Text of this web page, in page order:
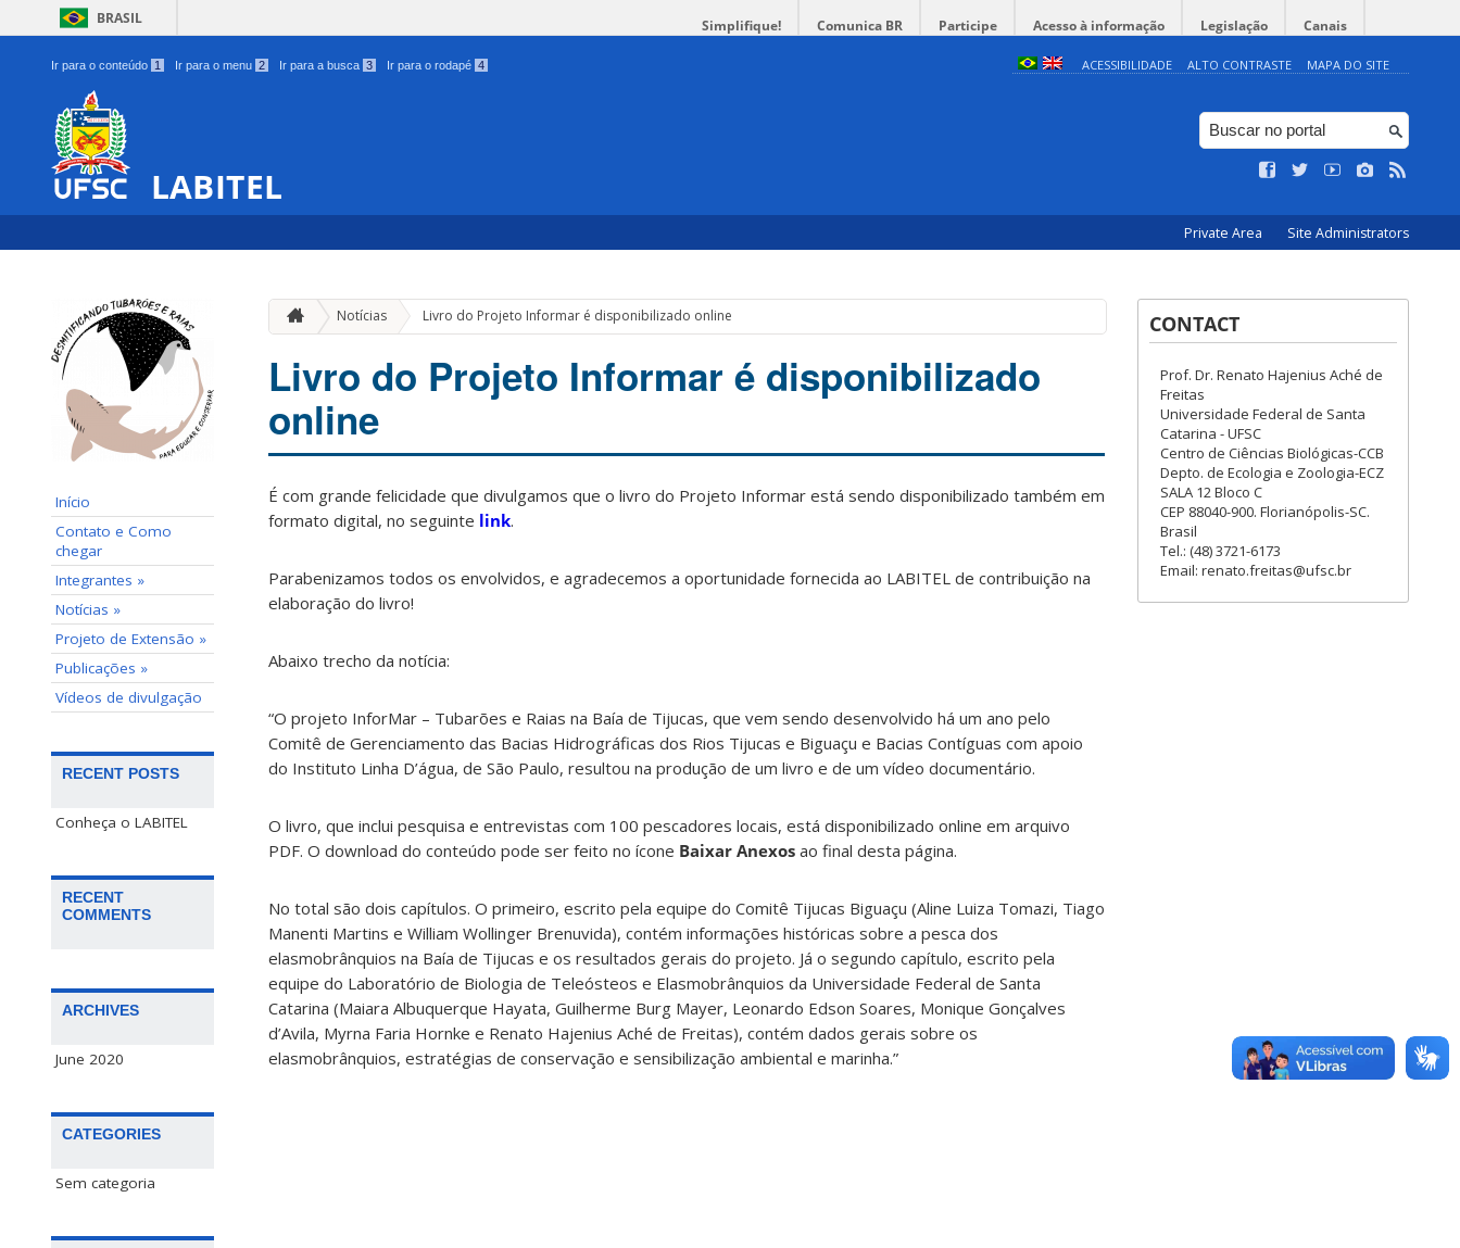
BRASIL Simplifique! Comunica BR Participe Acesso à informação Legislação Canais
Ir para o conteúdo 1 Ir para o menu 2 Ir para a busca 3 Ir para o rodapé 4 ACESSIBILIDADE ALTO CONTRASTE MAPA DO SITE
LABITEL
Private Area Site Administrators
Início
Contato e Como
chegar
Integrantes »
Notícias »
Projeto de Extensão »
Publicações »
Vídeos de divulgação
RECENT POSTS
Conheça o LABITEL
RECENT
COMMENTS
ARCHIVES
June 2020
CATEGORIES
Sem categoria
Notícias Livro do Projeto Informar é disponibilizado online
Livro do Projeto Informar é disponibilizado
online
É com grande felicidade que divulgamos que o livro do Projeto Informar está sendo disponibilizado também em
formato digital, no seguinte link.
Parabenizamos todos os envolvidos, e agradecemos a oportunidade fornecida ao LABITEL de contribuição na
elaboração do livro!
Abaixo trecho da notícia:
“O projeto InforMar – Tubarões e Raias na Baía de Tijucas, que vem sendo desenvolvido há um ano pelo
Comitê de Gerenciamento das Bacias Hidrográficas dos Rios Tijucas e Biguaçu e Bacias Contíguas com apoio
do Instituto Linha D’água, de São Paulo, resultou na produção de um livro e de um vídeo documentário.
O livro, que inclui pesquisa e entrevistas com 100 pescadores locais, está disponibilizado online em arquivo
PDF. O download do conteúdo pode ser feito no ícone Baixar Anexos ao final desta página.
No total são dois capítulos. O primeiro, escrito pela equipe do Comitê Tijucas Biguaçu (Aline Luiza Tomazi, Tiago
Manenti Martins e William Wollinger Brenuvida), contém informações históricas sobre a pesca dos
elasmobrânquios na Baía de Tijucas e os resultados gerais do projeto. Já o segundo capítulo, escrito pela
equipe do Laboratório de Biologia de Teleósteos e Elasmobrânquios da Universidade Federal de Santa
Catarina (Maiara Albuquerque Hayata, Guilherme Burg Mayer, Leonardo Edson Soares, Monique Gonçalves
d’Avila, Myrna Faria Hornke e Renato Hajenius Aché de Freitas), contém dados gerais sobre os
elasmobrânquios, estratégias de conservação e sensibilização ambiental e marinha.”
CONTACT
Prof. Dr. Renato Hajenius Aché de
Freitas
Universidade Federal de Santa
Catarina - UFSC
Centro de Ciências Biológicas-CCB
Depto. de Ecologia e Zoologia-ECZ
SALA 12 Bloco C
CEP 88040-900. Florianópolis-SC.
Brasil
Tel.: (48) 3721-6173
Email: renato.freitas@ufsc.br